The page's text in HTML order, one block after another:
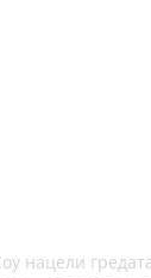
нацели